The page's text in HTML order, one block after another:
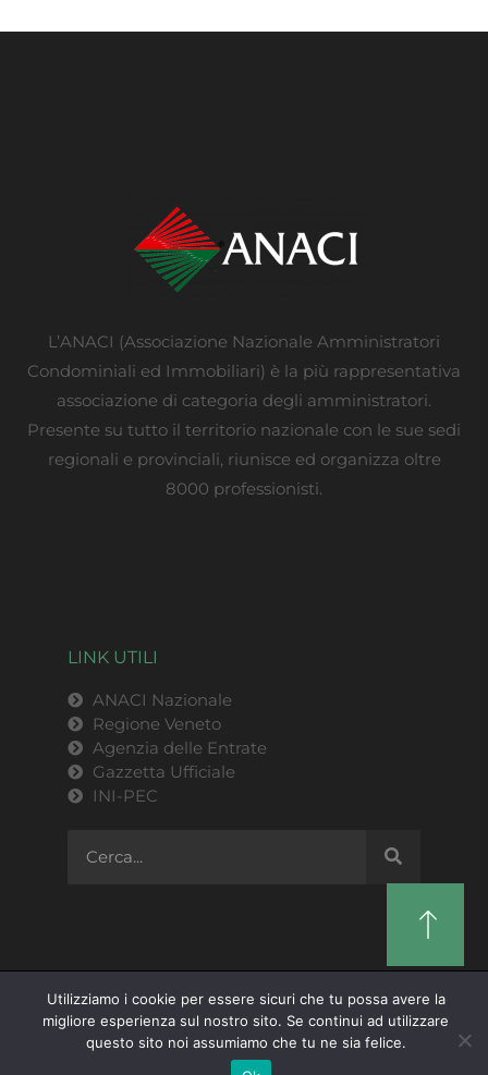
L’ANACI (Associazione Nazionale Amministratori
Condominiali ed Immobiliari) è la più rappresentativa
associazione di categoria degli amministratori.
Presente su tutto il territorio nazionale con le sue sedi
regionali e provinciali, riunisce ed organizza oltre
8000 professionisti.
LINK UTILI
ANACI Nazionale
Regione Veneto
Agenzia delle Entrate
Gazzetta Ufficiale
INI-PEC
ANACI Regione Veneto | P.IVA 03769820279 |
Privacy Policy| © 2021Design by Triskel Srl
Utilizziamo i cookie per essere sicuri che tu possa avere la
migliore esperienza sul nostro sito. Se continui ad utilizzare
questo sito noi assumiamo che tu ne sia felice.